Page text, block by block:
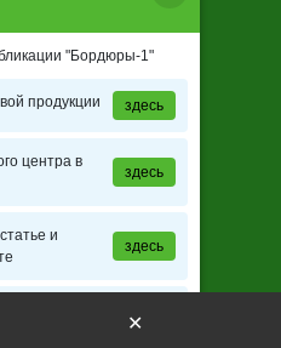
"Бордюры-1"
продукции здесь
центра в
здесь
и
здесь
здесь
✕